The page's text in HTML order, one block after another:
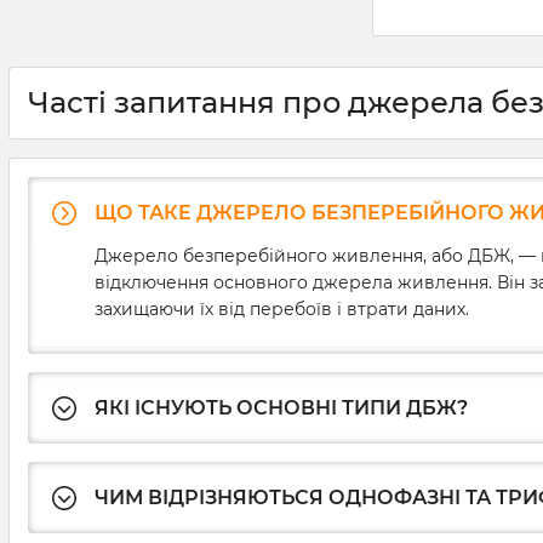
впливати на
ДБЖ для
ми докладно
основні
вибору та
приладу.
Часті запитання про джерела
ЩО ТАКЕ ДЖЕРЕЛО БЕЗПЕРЕБІЙНОГО
Джерело безперебійного живлення, або ДБЖ, —
відключення основного джерела живлення. Він
захищаючи їх від перебоїв і втрати даних.
ЯКІ ІСНУЮТЬ ОСНОВНІ ТИПИ ДБЖ?
ЧИМ ВІДРІЗНЯЮТЬСЯ ОДНОФАЗНІ ТА